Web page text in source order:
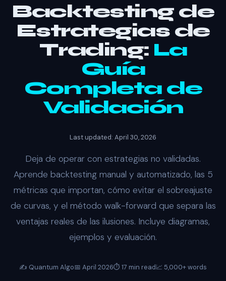
Backtesting de
Estrategias de
Trading: La
Guía
Completa de
Validación
Last updated: April 30, 2026
Deja de operar con estrategias no validadas.
Aprende backtesting manual y automatizado, las 5
métricas que importan, cómo evitar el sobreajuste
de curvas, y el método walk-forward que separa las
ventajas reales de las ilusiones. Incluye diagramas,
ejemplos y evaluación.
✍️ Quantum Algo📅 April 2026⏱️ 17 min read📈 5,000+ words